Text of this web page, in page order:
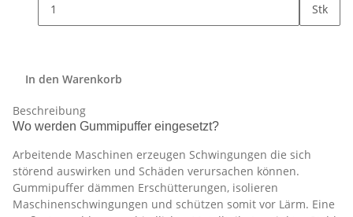
Stk
In den Warenkorb
Beschreibung
Wo werden Gummipuffer eingesetzt?
Arbeitende Maschinen erzeugen Schwingungen die sich
störend auswirken und Schäden verursachen können.
Gummipuffer dämmen Erschütterungen, isolieren
Maschinenschwingungen und schützen somit vor Lärm. Eine